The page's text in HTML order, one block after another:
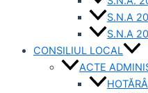
S.N.A
S.N.A
CONSILIUL LOCAL
ACTE